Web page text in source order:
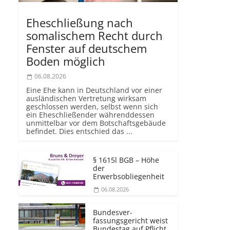
Eheschließung nach
somalischem Recht durch
Fenster auf deutschem
Boden möglich
06.08.2026
Eine Ehe kann in Deutschland vor einer
ausländischen Vertretung wirksam
geschlossen werden, selbst wenn sich
ein Eheschließender währenddessen
unmittelbar vor dem Botschaftsgebäude
befindet. Dies entschied das ...
§ 1615l BGB – Höhe
der
Erwerbsobliegenheit
06.08.2026
Bundesver­
fassungsgericht weist